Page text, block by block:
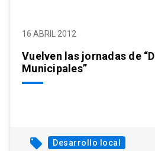
16 ABRIL 2012
Vuelven las jornadas de
Municipales”
local_offer Desarrollo local